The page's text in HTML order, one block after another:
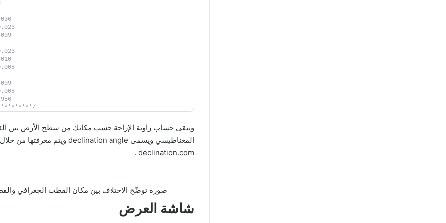
ويبقى حساب زاوية الإزاحة حسب مكانك من سطح الأرض بين
declination.com .
صورة توضّح الاختلاف بين مكان القطب الجغرافي
شاشة العرض